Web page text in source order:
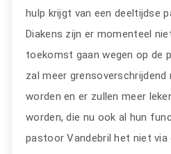
hulp krijgt van een deeltijdse
Diakens zijn er momenteel
toekomst gaan wegen op de
zal meer
worden en er zullen meer
worden, die nu ook al hun
pastoor Vandebril het niet via